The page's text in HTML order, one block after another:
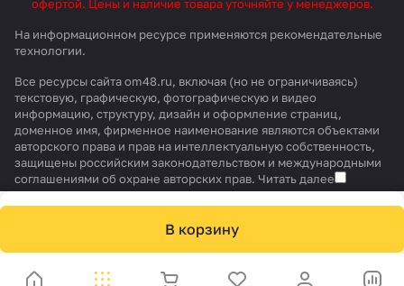
В корзину
офертой. Цены и наличие товара уточняйте у менеджеров.
На информационном ресурсе применяются рекомендательные
технологии.
Все ресурсы сайта om48.ru, включая (но не ограничиваясь)
текстовую, графическую, фотографическую и видео
информацию, структуру, дизайн и оформление страниц,
доменное имя, фирменное наименование являются объектами
авторского права и прав на интеллектуальную собственность,
защищены российским законодательством и международными
соглашениями об охране авторских прав. Читать далее